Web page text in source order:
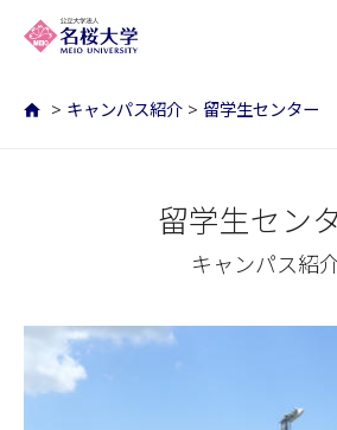
> キャンパス紹介 > 留学生センター
留学生セン
キャンパス紹